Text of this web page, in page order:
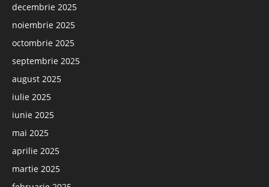
decembrie 2025
noiembrie 2025
octombrie 2025
septembrie 2025
august 2025
iulie 2025
iunie 2025
mai 2025
aprilie 2025
martie 2025